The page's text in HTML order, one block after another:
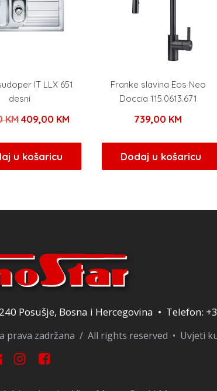
IT LLX 651
desni
KM Izvorna
bila
je:
409,00 KMTrenutna
409,00 KM.
u košaricu
Franke slavina Eos Neo
Doccia 115.0613.671
739,00 KM
Dodaj u košaricu
Posušje, Bosna i Hercegovina • Telefon:
prava zadržana / All rights reserved • Uvjeti